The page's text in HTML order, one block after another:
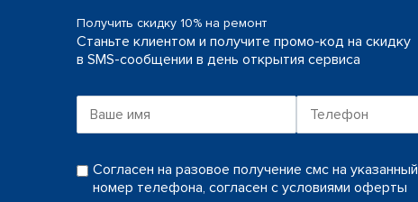
Получить скидку 10% на ремонт
Станьте клиентом и получите промо-код на скидку
в SMS-сообщении в день открытия сервиса
Согласен на разовое получение смс на указанный
номер телефона, согласен с условиями оферты